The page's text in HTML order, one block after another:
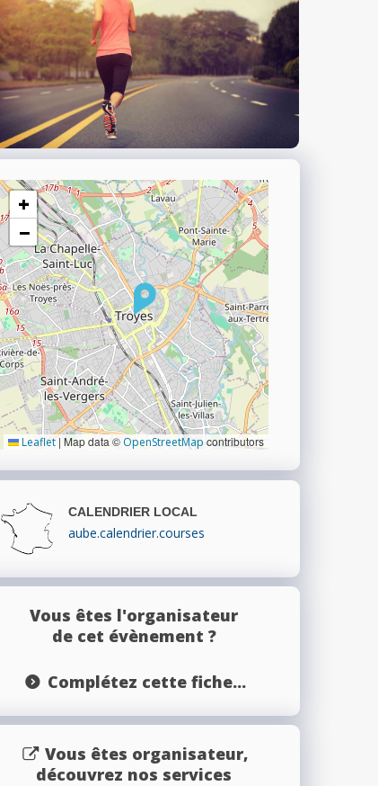
+
−
Leaflet | Map data ©OpenStreetMapcontributors
CALENDRIER LOCAL
aube.calendrier.courses
Vous êtes l'organisateur
de cet évènement ?
Complétez cette fiche...
Vous êtes organisateur,
découvrez nos services